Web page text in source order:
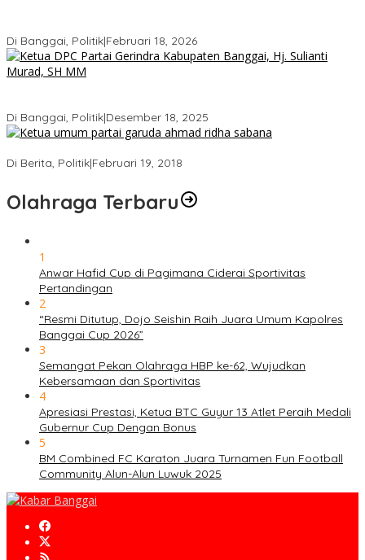
Di Banggai, Politik|Februari 18, 2026
Di Banggai, Politik|Desember 18, 2025
Di Berita, Politik|Februari 19, 2018
Olahraga Terbaru
1
Anwar Hafid Cup di Pagimana Ciderai Sportivitas
Pertandingan
2
“Resmi Ditutup, Dojo Seishin Raih Juara Umum Kapolres
Banggai Cup 2026”
3
Semangat Pekan Olahraga HBP ke-62, Wujudkan
Kebersamaan dan Sportivitas
4
Apresiasi Prestasi, Ketua BTC Guyur 13 Atlet Peraih Medali
Gubernur Cup Dengan Bonus
5
BM Combined FC Karaton Juara Turnamen Fun Football
Community Alun-Alun Luwuk 2025